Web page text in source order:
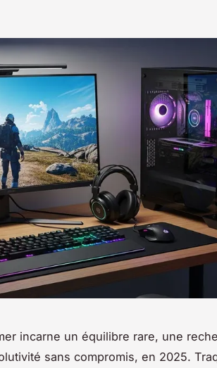
incarne un équilibre rare, une
sans compromis, en 2025.